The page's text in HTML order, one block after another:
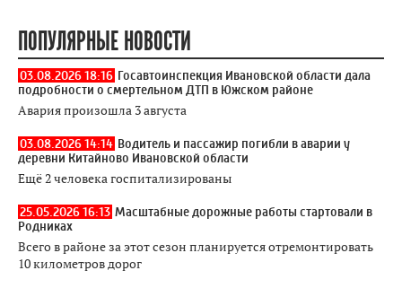
ПОПУЛЯРНЫЕ НОВОСТИ
03.08.2026 18:16 Госавтоинспекция Ивановской области дала
подробности о смертельном ДТП в Южском районе
Авария произошла 3 августа
03.08.2026 14:14 Водитель и пассажир погибли в аварии у
деревни Китайново Ивановской области
Ещё 2 человека госпитализированы
25.05.2026 16:13 Масштабные дорожные работы стартовали в
Родниках
Всего в районе за этот сезон планируется отремонтировать
10 километров дорог